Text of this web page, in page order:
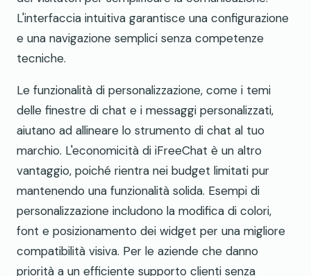
L'interfaccia intuitiva garantisce una configurazione
e una navigazione semplici senza competenze
tecniche.
Le funzionalità di personalizzazione, come i temi
delle finestre di chat e i messaggi personalizzati,
aiutano ad allineare lo strumento di chat al tuo
marchio. L'economicità di iFreeChat è un altro
vantaggio, poiché rientra nei budget limitati pur
mantenendo una funzionalità solida. Esempi di
personalizzazione includono la modifica di colori,
font e posizionamento dei widget per una migliore
compatibilità visiva. Per le aziende che danno
priorità a un efficiente supporto clienti senza